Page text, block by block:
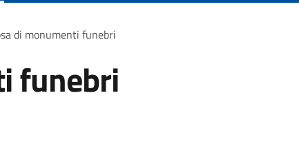
di monumenti funebri
funebri